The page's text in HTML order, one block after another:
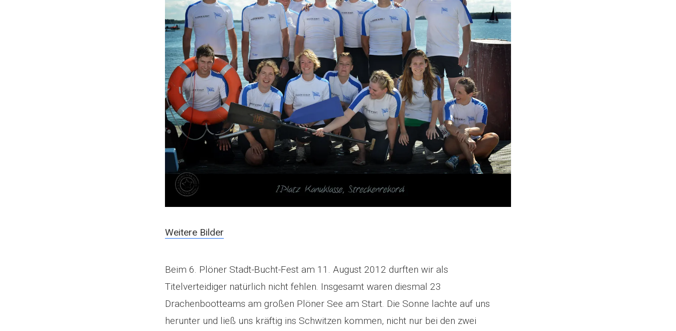
Weitere Bilder
Beim 6. Plöner Stadt-Bucht-Fest am 11. August 2012 durften wir als
Titelverteidiger natürlich nicht fehlen. Insgesamt waren diesmal 23
Drachenbootteams am großen Plöner See am Start. Die Sonne lachte auf uns
herunter und ließ uns kräftig ins Schwitzen kommen, nicht nur bei den zwei